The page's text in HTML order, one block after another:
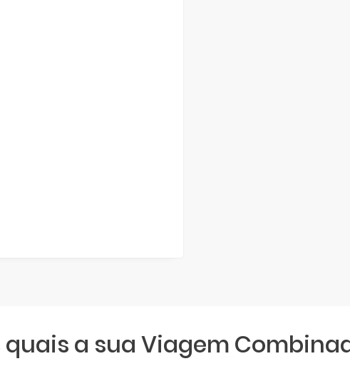
quais a sua Viagem